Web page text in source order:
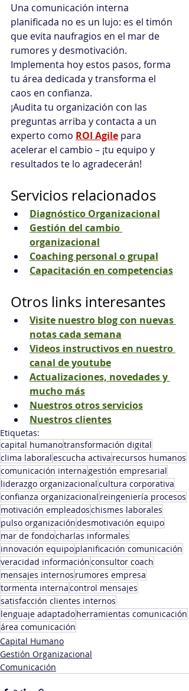
Una comunicación interna
planificada no es un lujo: es el timón
que evita naufragios en el mar de
rumores y desmotivación.
Implementa hoy estos pasos, forma
tu área dedicada y transforma el
caos en confianza.
¡Audita tu organización con las
preguntas arriba y contacta a un
experto como ROI Agile para
acelerar el cambio – ¡tu equipo y
resultados te lo agradecerán!
Servicios relacionados
Diagnóstico Organizacional
Gestión del cambio
organizacional
Coaching personal o grupal
Capacitación en competencias
Otros links interesantes
Visite nuestro blog con nuevas
notas cada semana
Videos instructivos en nuestro
canal de youtube
Actualizaciones, novedades y
mucho más
Nuestros otros servicios
Nuestros clientes
Etiquetas:
capital humanotransformación digital
clima laboralescucha activa recursos humanos
comunicación internagestión empresarial
liderazgo organizacionalcultura corporativa
confianza organizacional reingeniería procesos
motivación empleadoschismes laborales
pulso organizacióndesmotivación equipo
mar de fondocharlas informales
innovación equipoplanificación comunicación
veracidad informaciónconsultor coach
mensajes internos rumores empresa
tormenta internacontrol mensajes
satisfacción clientes internos
lenguaje adaptadoherramientas comunicación
área comunicación
Capital Humano
Gestión Organizacional
Comunicación